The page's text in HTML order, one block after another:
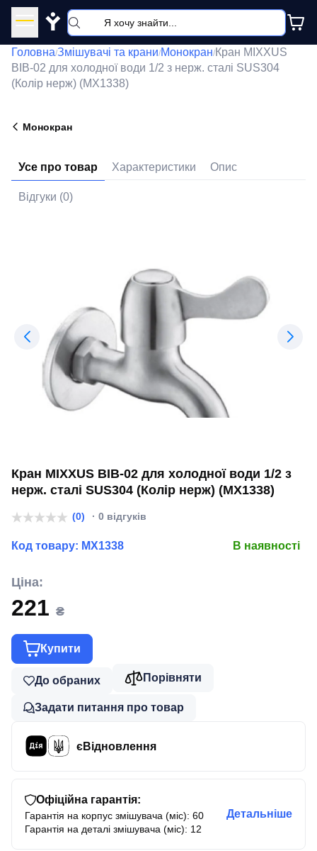
Y
Головна/Змішувачі та крани/Монокран/Кран MIXXUS
BIB-02 для холодної води 1/2 з нерж. сталі SUS304
(Колір нерж) (MX1338)
Монокран
Усе про товар Характеристики Опис
Відгуки (0)
Кран MIXXUS BIB-02 для холодної води 1/2 з
нерж. сталі SUS304 (Колір нерж) (MX1338)
(0) · 0 відгуків
Код товару: MX1338 В наявності
Ціна:
221 ₴
Купити
До обраних Порівняти
Задати питання про товар
єВідновлення
Офіційна гарантія:
Гарантія на корпус змішувача (міс): 60
Гарантія на деталі змішувача (міс): 12
Детальніше